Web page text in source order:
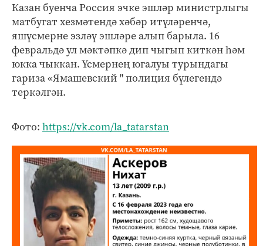
Казан буенча Россия эчке эшләр министрлыгы
матбугат хезмәтендә хәбәр итүләренчә,
яшүсмерне эзләү эшләре алып барыла. 16
февральдә ул мәктәпкә дип чыгып киткән һәм
юкка чыккан. Үсмернең югалуы турындагы
гариза «Ямашевский " полиция бүлегендә
теркәлгән.
Фото: https://vk.com/la_tatarstan